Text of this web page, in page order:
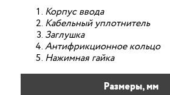
Корпус ввода
Кабельный уплотнитель
Заглушка
Антифрикционное кольцо
Нажимная гайка
Размеры, мм